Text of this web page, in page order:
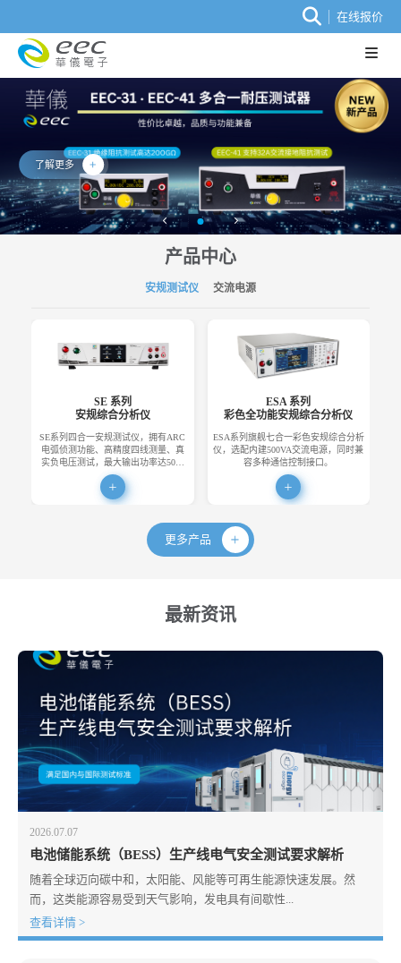
在线报价
了解更多
产品中心
安规测试仪 交流电源
SE 系列
安规综合分析仪
SE系列四合一安规测试仪，拥有ARC
电弧侦测功能、高精度四线测量、真
实负电压测试，最大输出功率达50…
ESA 系列
彩色全功能安规综合分析仪
ESA系列旗舰七合一彩色安规综合分析
仪，选配内建500VA交流电源，同时兼
容多种通信控制接口。
更多产品
最新资讯
2026.07.07
电池储能系统（BESS）生产线电气安全测试要求解析
随着全球迈向碳中和，太阳能、风能等可再生能源快速发展。然
而，这类能源容易受到天气影响，发电具有间歇性...
查看详情 >